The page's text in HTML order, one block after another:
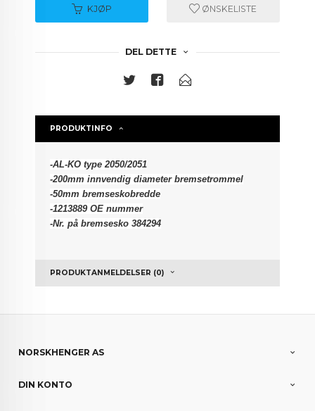
KJØP ØNSKELISTE
DEL DETTE
PRODUKTINFO
-AL-KO type 2050/2051
-200mm innvendig diameter bremsetrommel
-50mm bremseskobredde
-1213889 OE nummer
-Nr. på bremsesko 384294
PRODUKTANMELDELSER (0)
NORSKHENGER AS
DIN KONTO